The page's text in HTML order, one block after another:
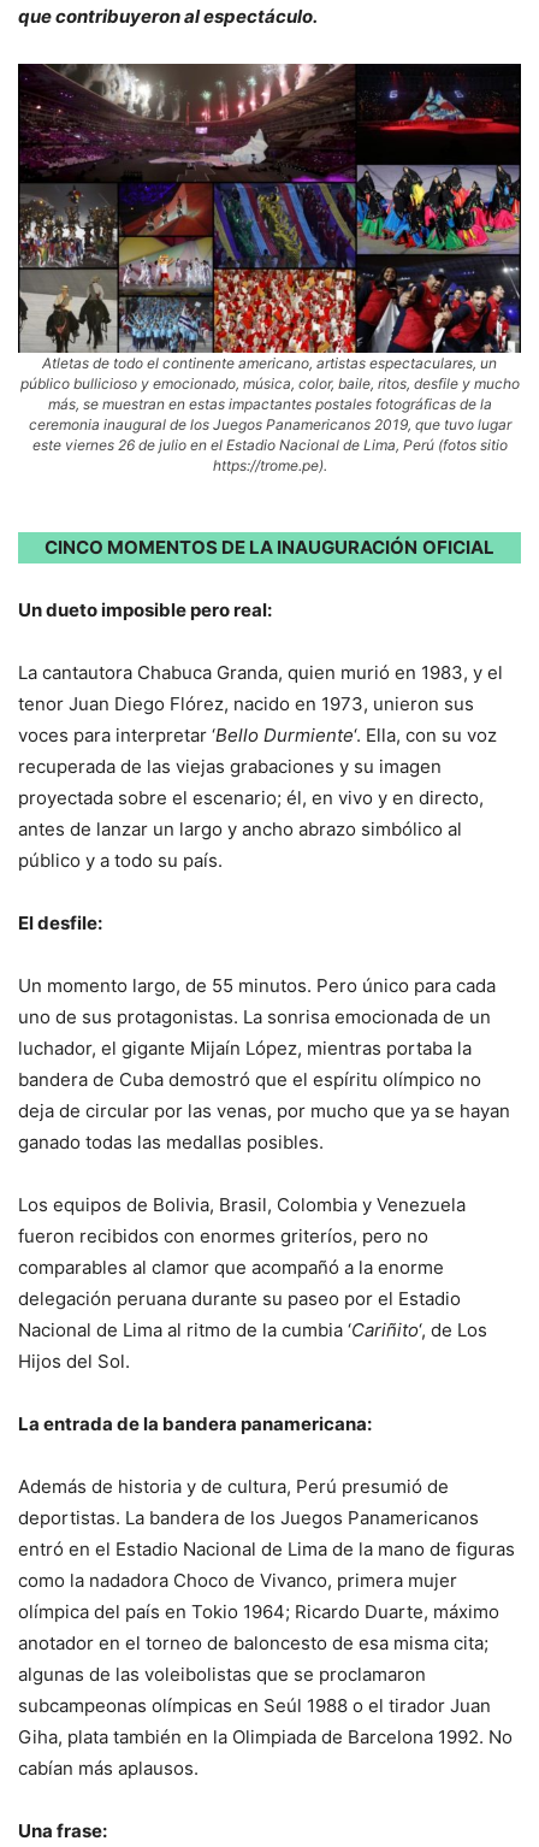
que contribuyeron al espectáculo.
Atletas de todo el continente americano, artistas espectaculares, un
público bullicioso y emocionado, música, color, baile, ritos, desfile y mucho
más, se muestran en estas impactantes postales fotográficas de la
ceremonia inaugural de los Juegos Panamericanos 2019, que tuvo lugar
este viernes 26 de julio en el Estadio Nacional de Lima, Perú (fotos sitio
https://trome.pe).
CINCO MOMENTOS DE LA INAUGURACIÓN OFICIAL
Un dueto imposible pero real:
La cantautora Chabuca Granda, quien murió en 1983, y el
tenor Juan Diego Flórez, nacido en 1973, unieron sus
voces para interpretar ‘Bello Durmiente‘. Ella, con su voz
recuperada de las viejas grabaciones y su imagen
proyectada sobre el escenario; él, en vivo y en directo,
antes de lanzar un largo y ancho abrazo simbólico al
público y a todo su país.
El desfile:
Un momento largo, de 55 minutos. Pero único para cada
uno de sus protagonistas. La sonrisa emocionada de un
luchador, el gigante Mijaín López, mientras portaba la
bandera de Cuba demostró que el espíritu olímpico no
deja de circular por las venas, por mucho que ya se hayan
ganado todas las medallas posibles.
Los equipos de Bolivia, Brasil, Colombia y Venezuela
fueron recibidos con enormes griteríos, pero no
comparables al clamor que acompañó a la enorme
delegación peruana durante su paseo por el Estadio
Nacional de Lima al ritmo de la cumbia ‘Cariñito‘, de Los
Hijos del Sol.
La entrada de la bandera panamericana:
Además de historia y de cultura, Perú presumió de
deportistas. La bandera de los Juegos Panamericanos
entró en el Estadio Nacional de Lima de la mano de figuras
como la nadadora Choco de Vivanco, primera mujer
olímpica del país en Tokio 1964; Ricardo Duarte, máximo
anotador en el torneo de baloncesto de esa misma cita;
algunas de las voleibolistas que se proclamaron
subcampeonas olímpicas en Seúl 1988 o el tirador Juan
Giha, plata también en la Olimpiada de Barcelona 1992. No
cabían más aplausos.
Una frase: